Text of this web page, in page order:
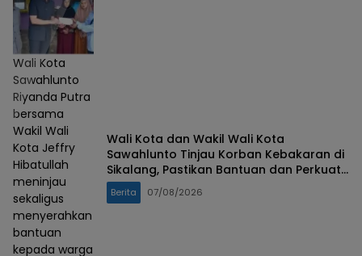
Wali Kota
Sawahlunto
Riyanda Putra
bersama
Wakil Wali
Kota Jeffry
Hibatullah
meninjau
sekaligus
menyerahkan
bantuan
kepada warga
Wali Kota dan Wakil Wali Kota
Sawahlunto Tinjau Korban Kebakaran di
Sikalang, Pastikan Bantuan dan Perkuat
Mitigasi Bencana
Berita 07/08/2026